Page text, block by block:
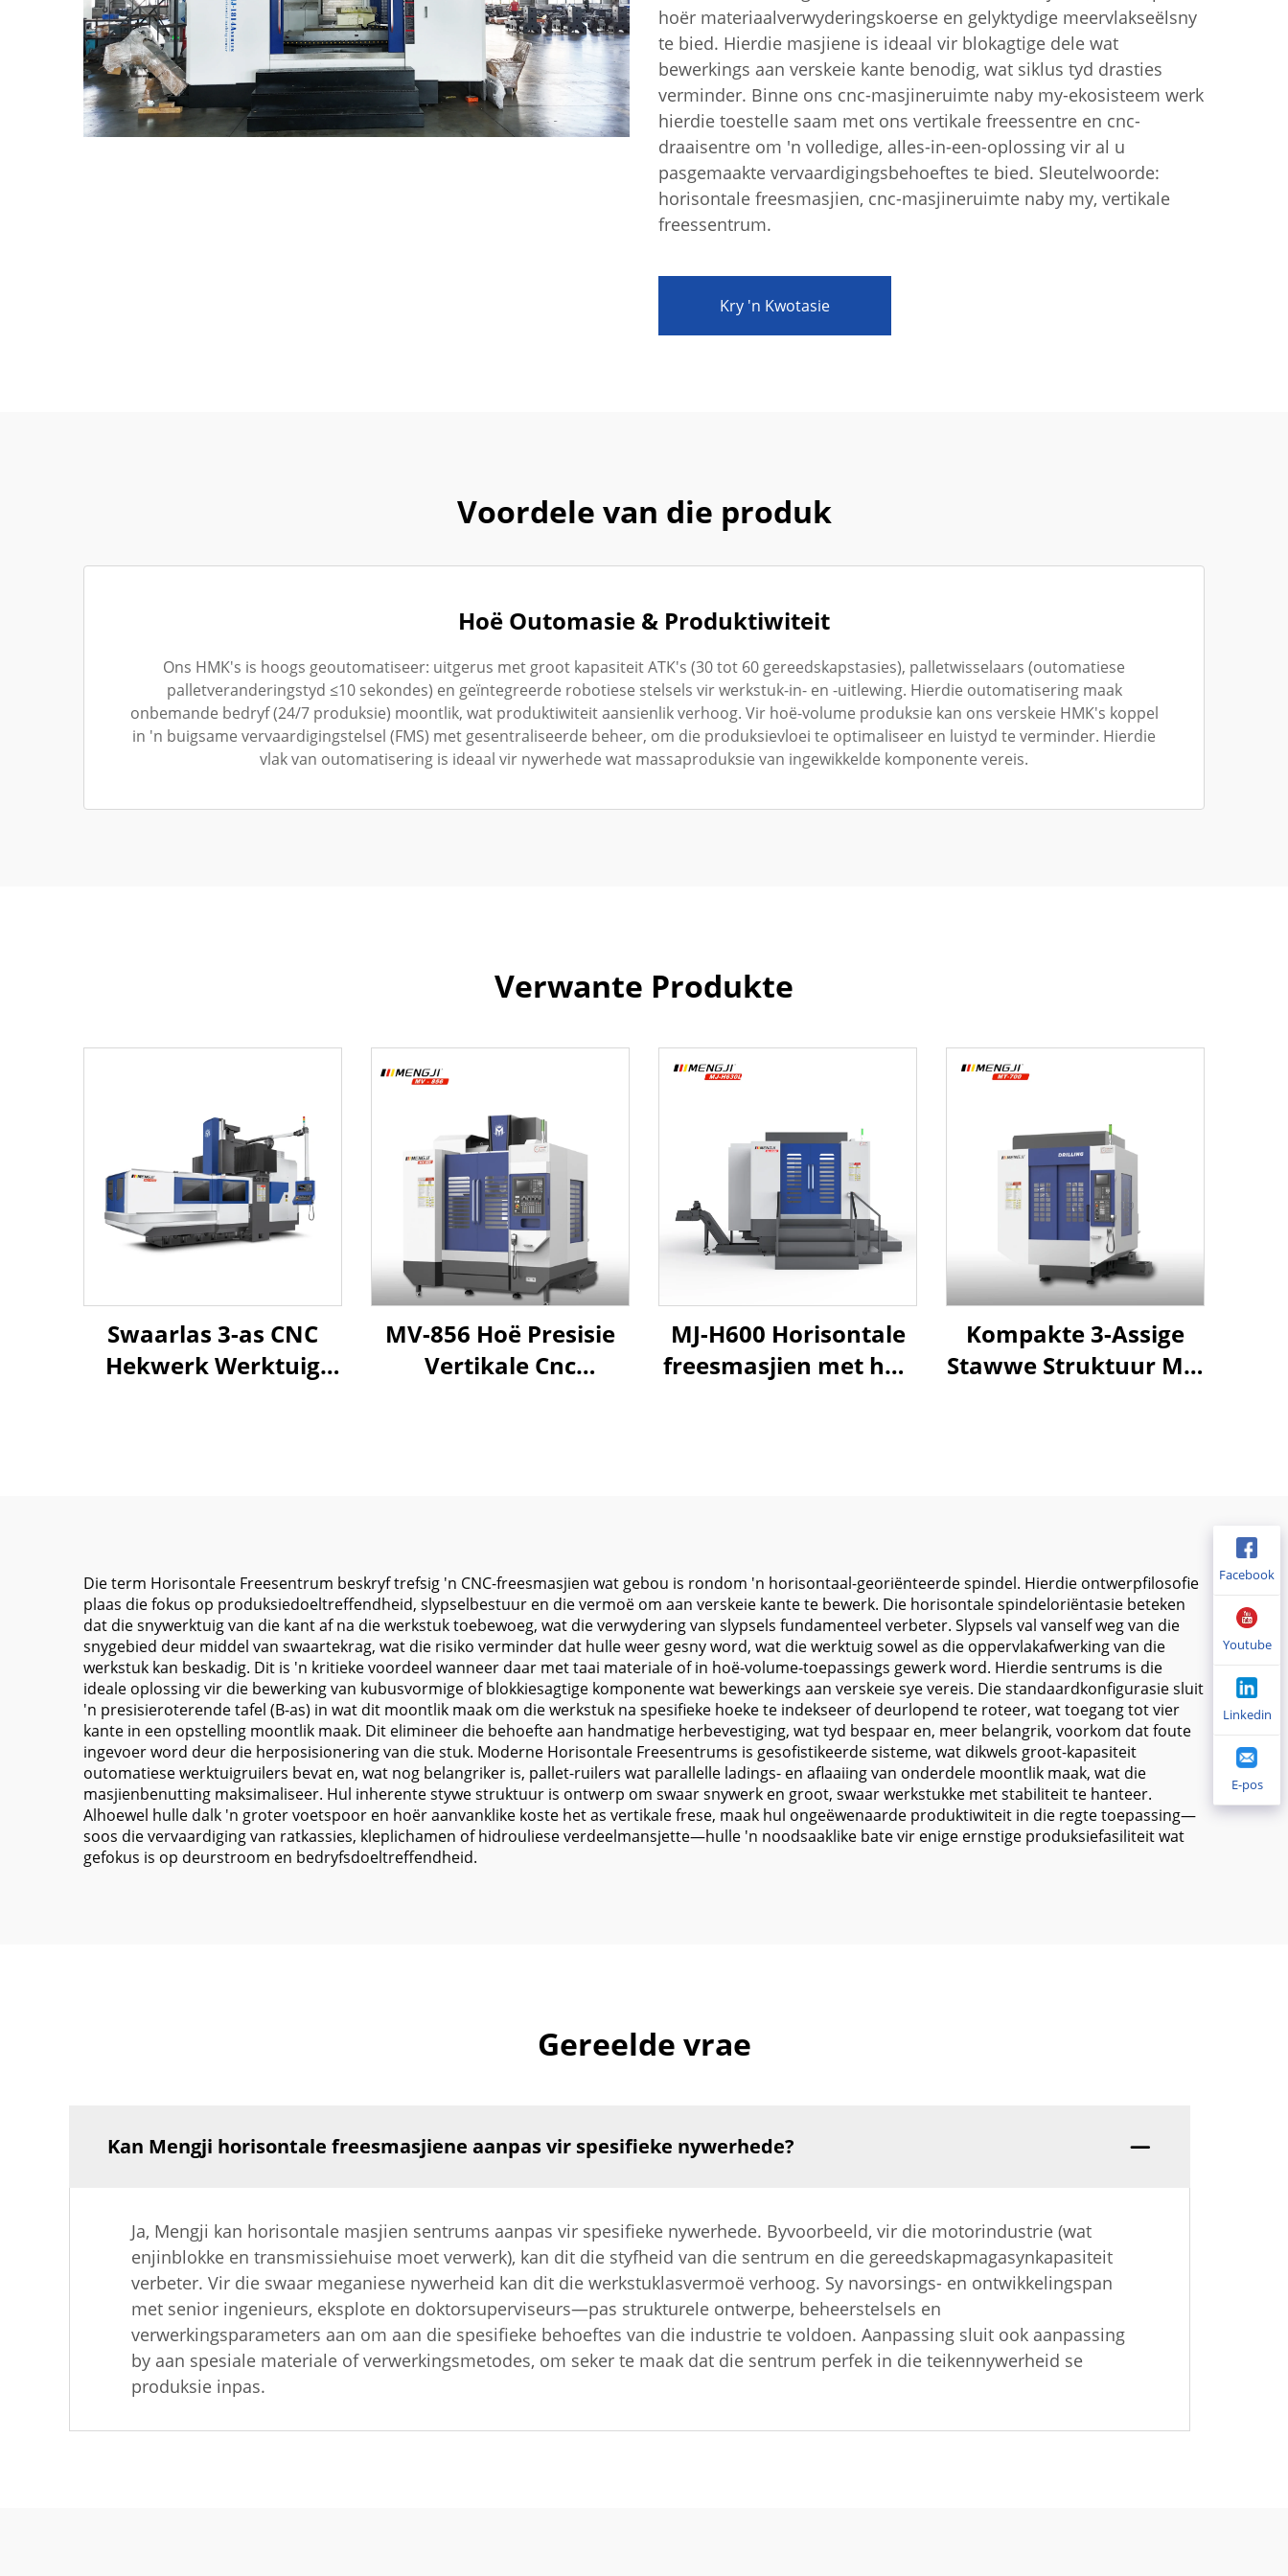
hoër materiaalverwyderingskoerse en gelyktydige meervlakseëlsny
te bied. Hierdie masjiene is ideaal vir blokagtige dele wat
bewerkings aan verskeie kante benodig, wat siklus tyd drasties
verminder. Binne ons cnc-masjineruimte naby my-ekosisteem werk
hierdie toestelle saam met ons vertikale freessentre en cnc-
draaisentre om 'n volledige, alles-in-een-oplossing vir al u
pasgemaakte vervaardigingsbehoeftes te bied. Sleutelwoorde:
horisontale freesmasjien, cnc-masjineruimte naby my, vertikale
freessentrum.
Kry 'n Kwotasie
Voordele van die produk
Hoë Outomasie & Produktiwiteit
Ons HMK's is hoogs geoutomatiseer: uitgerus met groot kapasiteit ATK's (30 tot 60 gereedskapstasies), palletwisselaars (outomatiese
palletveranderingstyd ≤10 sekondes) en geïntegreerde robotiese stelsels vir werkstuk-in- en -uitlewing. Hierdie outomatisering maak
onbemande bedryf (24/7 produksie) moontlik, wat produktiwiteit aansienlik verhoog. Vir hoë-volume produksie kan ons verskeie HMK's koppel
in 'n buigsame vervaardigingstelsel (FMS) met gesentraliseerde beheer, om die produksievloei te optimaliseer en luistyd te verminder. Hierdie
vlak van outomatisering is ideaal vir nywerhede wat massaproduksie van ingewikkelde komponente vereis.
Verwante Produkte
Swaarlas 3-as CNC
Hekwerk Werktuig
MV-856 Hoë Presisie
Vertikale Cnc
MJ-H600 Horisontale
freesmasjien met hoë
Kompakte 3-Assige
Stawwe Struktuur MT-
Die term Horisontale Freesentrum beskryf trefsig 'n CNC-freesmasjien wat gebou is rondom 'n horisontaal-georiënteerde spindel. Hierdie ontwerpfilosofie
plaas die fokus op produksiedoeltreffendheid, slypselbestuur en die vermoë om aan verskeie kante te bewerk. Die horisontale spindeloriëntasie beteken
dat die snywerktuig van die kant af na die werkstuk toebewoeg, wat die verwydering van slypsels fundamenteel verbeter. Slypsels val vanself weg van die
snygebied deur middel van swaartekrag, wat die risiko verminder dat hulle weer gesny word, wat die werktuig sowel as die oppervlakafwerking van die
werkstuk kan beskadig. Dit is 'n kritieke voordeel wanneer daar met taai materiale of in hoë-volume-toepassings gewerk word. Hierdie sentrums is die
ideale oplossing vir die bewerking van kubusvormige of blokkiesagtige komponente wat bewerkings aan verskeie sye vereis. Die standaardkonfigurasie sluit
'n presisieroterende tafel (B-as) in wat dit moontlik maak om die werkstuk na spesifieke hoeke te indekseer of deurlopend te roteer, wat toegang tot vier
kante in een opstelling moontlik maak. Dit elimineer die behoefte aan handmatige herbevestiging, wat tyd bespaar en, meer belangrik, voorkom dat foute
ingevoer word deur die herposisionering van die stuk. Moderne Horisontale Freesentrums is gesofistikeerde sisteme, wat dikwels groot-kapasiteit
outomatiese werktuigruilers bevat en, wat nog belangriker is, pallet-ruilers wat parallelle ladings- en aflaaiing van onderdele moontlik maak, wat die
masjienbenutting maksimaliseer. Hul inherente stywe struktuur is ontwerp om swaar snywerk en groot, swaar werkstukke met stabiliteit te hanteer.
Alhoewel hulle dalk 'n groter voetspoor en hoër aanvanklike koste het as vertikale frese, maak hul ongeëwenaarde produktiwiteit in die regte toepassing—
soos die vervaardiging van ratkassies, kleplichamen of hidrouliese verdeelmansjette—hulle 'n noodsaaklike bate vir enige ernstige produksiefasiliteit wat
gefokus is op deurstroom en bedryfsdoeltreffendheid.
Gereelde vrae
Kan Mengji horisontale freesmasjiene aanpas vir spesifieke nywerhede?
Ja, Mengji kan horisontale masjien sentrums aanpas vir spesifieke nywerhede. Byvoorbeeld, vir die motorindustrie (wat
enjinblokke en transmissiehuise moet verwerk), kan dit die styfheid van die sentrum en die gereedskapmagasynkapasiteit
verbeter. Vir die swaar meganiese nywerheid kan dit die werkstuklasvermoë verhoog. Sy navorsings- en ontwikkelingspan
met senior ingenieurs, eksplote en doktorsuperviseurs—pas strukturele ontwerpe, beheerstelsels en
verwerkingsparameters aan om aan die spesifieke behoeftes van die industrie te voldoen. Aanpassing sluit ook aanpassing
by aan spesiale materiale of verwerkingsmetodes, om seker te maak dat die sentrum perfek in die teikennywerheid se
produksie inpas.
Facebook
Youtube
Linkedin
E-pos